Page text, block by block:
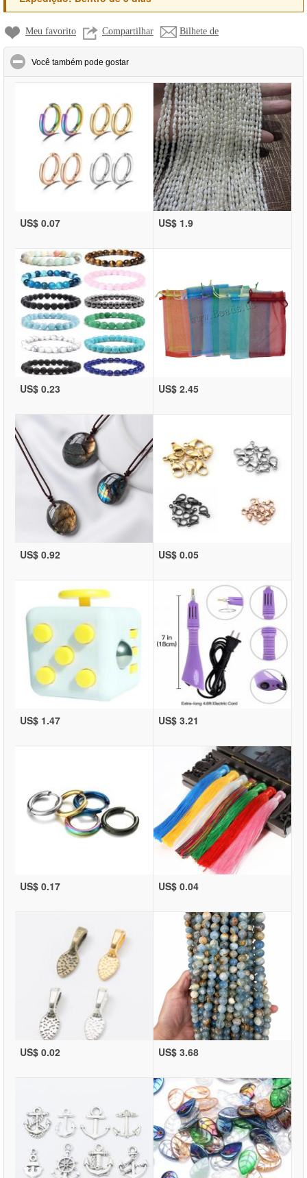
Meu favorito Compartilhar Bilhete de
Você também pode gostar
US$ 0.07 US$ 1.9
US$ 0.23 US$ 2.45
US$ 0.92 US$ 0.05
US$ 1.47 US$ 3.21
US$ 0.17 US$ 0.04
US$ 0.02 US$ 3.68